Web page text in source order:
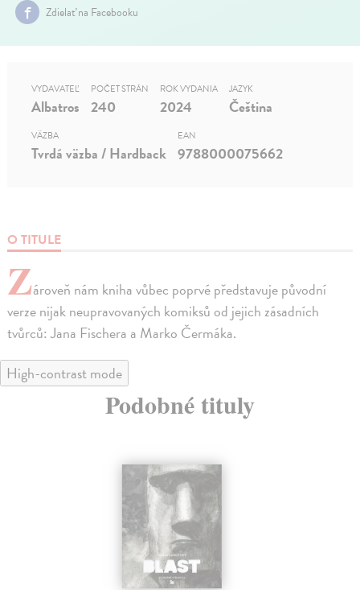
Zdielať na Facebooku
O TITULE
Zároveň nám kniha vůbec poprvé představuje původní
verze nijak neupravovaných komiksů od jejich zásadních
tvůrců: Jana Fischera a Marko Čermáka.
VYDAVATEĽ
Albatros
POČET STRÁN
240
ROK VYDANIA
2024
JAZYK
Čeština
VÄZBA
Tvrdá väzba / Hardback
EAN
9788000075662
High-contrast mode
Podobné tituly